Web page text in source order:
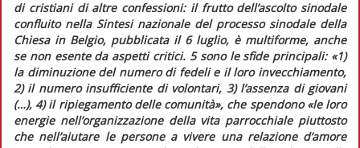
di cristiani di altre confessioni: il frutto dell’ascolto sinodale
confluito nella Sintesi nazionale del processo sinodale della
Chiesa in Belgio, pubblicata il 6 luglio, è multiforme, anche
se non esente da aspetti critici. 5 sono le sfide principali: «1)
la diminuzione del numero di fedeli e il loro invecchiamento,
2) il numero insufficiente di volontari, 3) l’assenza di giovani
(…), 4) il ripiegamento delle comunità», che spendono«le loro
energie nell’organizzazione della vita parrocchiale piuttosto
che nell’aiutare le persone a vivere una relazione d’amore